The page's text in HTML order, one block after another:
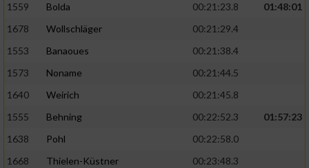
1559
Bolda 00:21:23.8
01:48:01
1678
Wollschläger
00:21:29.4
1553
Banaoues
00:21:38.4
1573
Noname
00:21:44.5
1640
Weirich
00:21:45.8
1555
Behning 00:22:52.3
01:57:23
1638
Pohl
00:22:58.0
1668
Thielen-Küstner
00:23:48.3